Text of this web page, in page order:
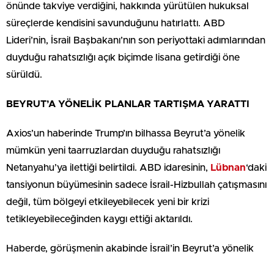
önünde takviye verdiğini, hakkında yürütülen hukuksal
süreçlerde kendisini savunduğunu hatırlattı. ABD
Lideri’nin, İsrail Başbakanı’nın son periyottaki adımlarından
duyduğu rahatsızlığı açık biçimde lisana getirdiği öne
sürüldü.
BEYRUT’A YÖNELİK PLANLAR TARTIŞMA YARATTI
Axios’un haberinde Trump’ın bilhassa Beyrut’a yönelik
mümkün yeni taarruzlardan duyduğu rahatsızlığı
Netanyahu’ya ilettiği belirtildi. ABD idaresinin, Lübnan‘daki
tansiyonun büyümesinin sadece İsrail-Hizbullah çatışmasını
değil, tüm bölgeyi etkileyebilecek yeni bir krizi
tetikleyebileceğinden kaygı ettiği aktarıldı.
Haberde, görüşmenin akabinde İsrail’in Beyrut’a yönelik